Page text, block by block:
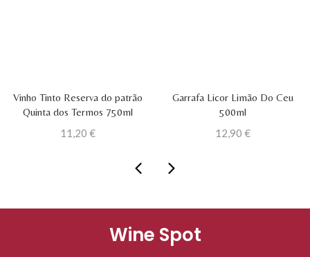
Vinho Tinto Reserva do patrão
Quinta dos Termos 750ml
11,20 €
Garrafa Licor Limão Do Ceu
500ml
12,90 €
Wine Spot